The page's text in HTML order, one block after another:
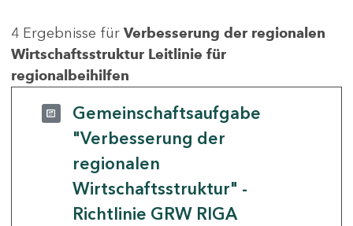
4 Ergebnisse für Verbesserung der regionalen
Wirtschaftsstruktur Leitlinie für
regionalbeihilfen
Gemeinschaftsaufgabe
"Verbesserung der
regionalen
Wirtschaftsstruktur" -
Richtlinie GRW RIGA